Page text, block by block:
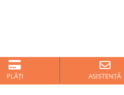
PLĂȚI ASISTENȚĂ